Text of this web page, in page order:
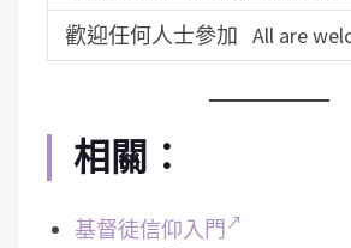
歡迎任何人士參加 All are
相關：
基督徒信仰入門